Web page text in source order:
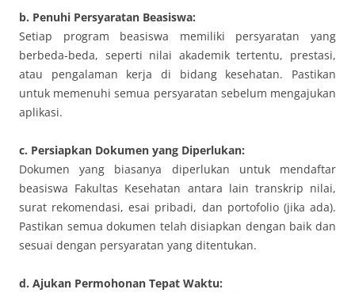
b. Penuhi Persyaratan Beasiswa:
Setiap program beasiswa memiliki persyaratan yang
berbeda-beda, seperti nilai akademik tertentu, prestasi,
atau pengalaman kerja di bidang kesehatan. Pastikan
untuk memenuhi semua persyaratan sebelum mengajukan
aplikasi.
c. Persiapkan Dokumen yang Diperlukan:
Dokumen yang biasanya diperlukan untuk mendaftar
beasiswa Fakultas Kesehatan antara lain transkrip nilai,
surat rekomendasi, esai pribadi, dan portofolio (jika ada).
Pastikan semua dokumen telah disiapkan dengan baik dan
sesuai dengan persyaratan yang ditentukan.
d. Ajukan Permohonan Tepat Waktu: